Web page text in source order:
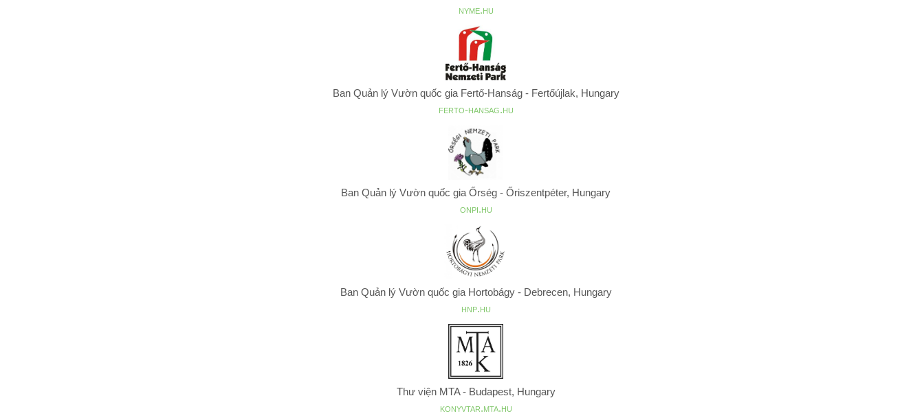
nyme.hu
Ban Quản lý Vườn quốc gia Fertő-Hanság - Fertőújlak, Hungary
ferto-hansag.hu
Ban Quản lý Vườn quốc gia Őrség - Őriszentpéter, Hungary
onpi.hu
Ban Quản lý Vườn quốc gia Hortobágy - Debrecen, Hungary
hnp.hu
Thư viện MTA - Budapest, Hungary
konyvtar.mta.hu